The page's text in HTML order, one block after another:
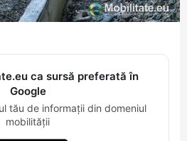
ca sursă preferată în
Google
tău de informații din domeniul
mobilității